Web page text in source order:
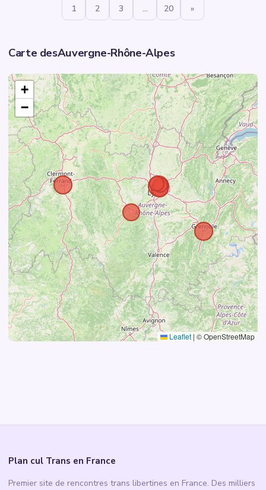
1 2 3 ... 20 »
Carte desAuvergne-Rhône-Alpes
+
−
Leaflet | © OpenStreetMap
Plan cul Trans en France
Premier site de rencontres trans libertines en France. Des milliers